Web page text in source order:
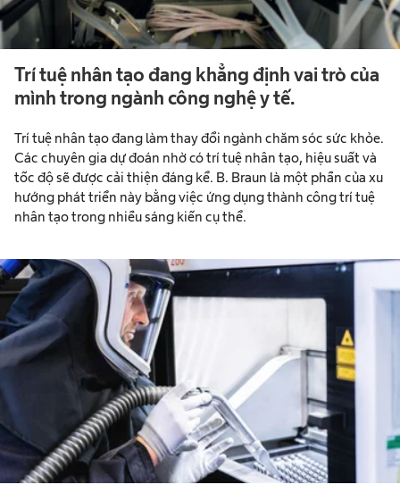
Trí tuệ nhân tạo đang khẳng định vai trò của
mình trong ngành công nghệ y tế.
Trí tuệ nhân tạo đang làm thay đổi ngành chăm sóc sức khỏe.
Các chuyên gia dự đoán nhờ có trí tuệ nhân tạo, hiệu suất và
tốc độ sẽ được cải thiện đáng kể. B. Braun là một phần của xu
hướng phát triển này bằng việc ứng dụng thành công trí tuệ
nhân tạo trong nhiều sáng kiến cụ thể.